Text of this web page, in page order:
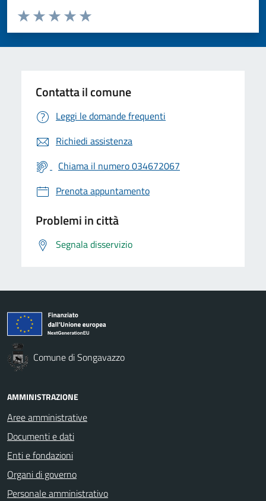
Valuta da 1 a 5 stelle la pagina
Valuta 5 stelle su 5
Valuta 4 stelle su 5
Valuta 3 stelle su 5
Valuta 2 stelle su 5
Valuta 1 stelle su 5
Contatta il comune
Leggi le domande frequenti
Richiedi assistenza
Chiama il numero 034672067
Prenota appuntamento
Problemi in città
Segnala disservizio
Comune di Songavazzo
AMMINISTRAZIONE
Aree amministrative
Documenti e dati
Enti e fondazioni
Organi di governo
Personale amministrativo